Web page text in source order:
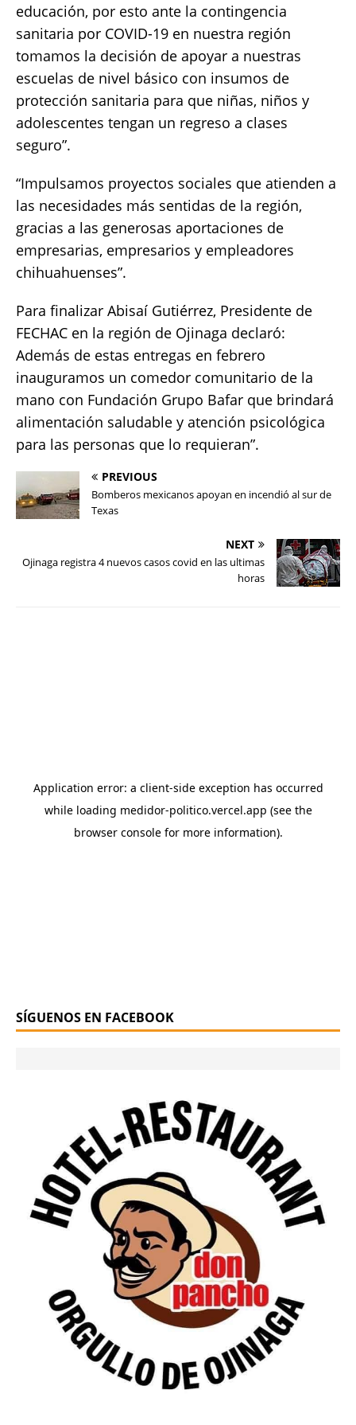
educación, por esto ante la contingencia
sanitaria por COVID-19 en nuestra región
tomamos la decisión de apoyar a nuestras
escuelas de nivel básico con insumos de
protección sanitaria para que niñas, niños y
adolescentes tengan un regreso a clases
seguro”.
“Impulsamos proyectos sociales que atienden a
las necesidades más sentidas de la región,
gracias a las generosas aportaciones de
empresarias, empresarios y empleadores
chihuahuenses”.
Para finalizar Abisaí Gutiérrez, Presidente de
FECHAC en la región de Ojinaga declaró:
Además de estas entregas en febrero
inauguramos un comedor comunitario de la
mano con Fundación Grupo Bafar que brindará
alimentación saludable y atención psicológica
para las personas que lo requieran”.
PREVIOUS
Bomberos mexicanos apoyan en incendió al sur de
Texas
NEXT
Ojinaga registra 4 nuevos casos covid en las ultimas
horas
SÍGUENOS EN FACEBOOK